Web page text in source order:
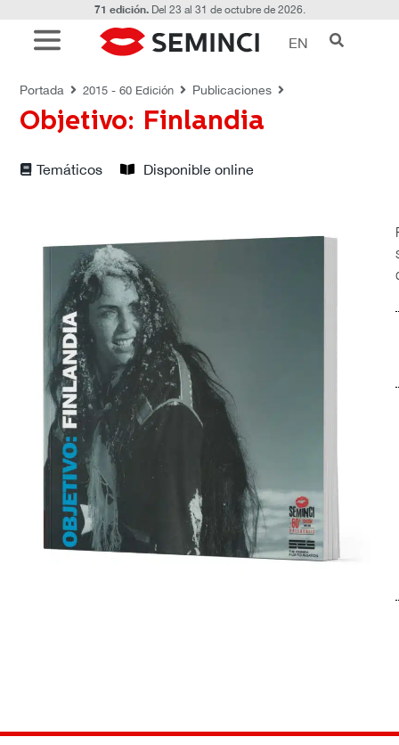
71 edición.Del 23 al 31 de octubre de 2026.
EN
Portada 2015 - 60 Edición Publicaciones
Objetivo: Finlandia
Temáticos Disponible online
PUBLICACIONES